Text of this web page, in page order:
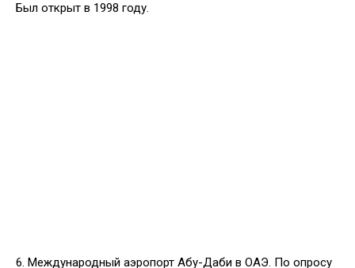
Был открыт в 1998 году.
6. Международный аэропорт Абу-Даби в ОАЭ. По опросу